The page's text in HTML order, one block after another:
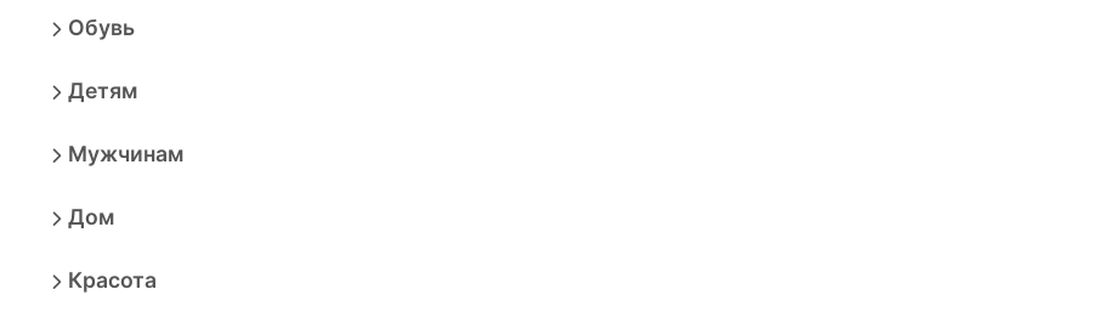
Обувь
Детям
Мужчинам
Дом
Красота